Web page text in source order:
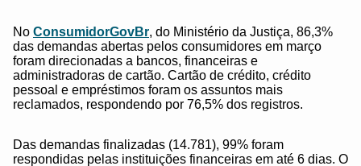
No ConsumidorGovBr, do Ministério da Justiça, 86,3%
das demandas abertas pelos consumidores em março
foram direcionadas a bancos, financeiras e
administradoras de cartão. Cartão de crédito, crédito
pessoal e empréstimos foram os assuntos mais
reclamados, respondendo por 76,5% dos registros.
Das demandas finalizadas (14.781), 99% foram
respondidas pelas instituições financeiras em até 6 dias. O